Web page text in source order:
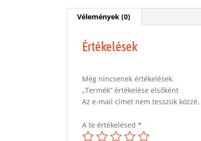
Vélemények (0)
Értékelések
Még nincsenek értékelések.
„Termék” értékelése elsőként
Az e-mail címet nem tesszük közzé.
A te értékelésed*